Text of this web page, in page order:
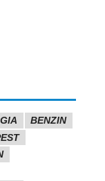
BENZIN